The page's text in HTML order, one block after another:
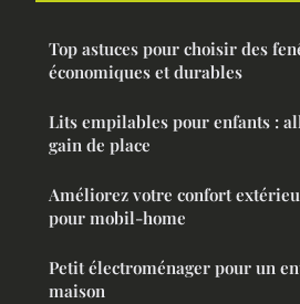
Top astuces pour choisir des
économiques et durables
Lits empilables pour enfants :
gain de place
Améliorez votre confort
pour mobil-home
Petit électroménager pour un
maison